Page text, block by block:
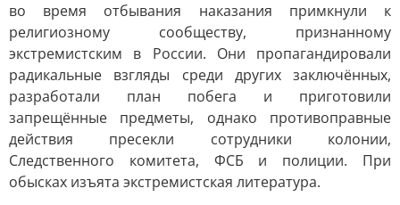
во время отбывания наказания примкнули к
религиозному сообществу, признанному
экстремистским в России. Они пропагандировали
радикальные взгляды среди других заключённых,
разработали план побега и приготовили
запрещённые предметы, однако противоправные
действия пресекли сотрудники колонии,
Следственного комитета, ФСБ и полиции. При
обысках изъята экстремистская литература.